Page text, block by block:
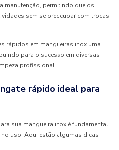
manutenção, permitindo que os
sem se preocupar com trocas
rápidos em mangueiras inox uma
para o sucesso em diversas
profissional.
rápido ideal para
sua mangueira inox é fundamental
no uso. Aqui estão algumas dicas